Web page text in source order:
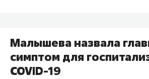
Малышева назвала
симптом для
COVID-19